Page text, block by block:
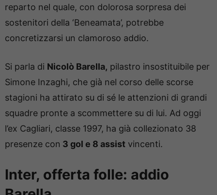
reparto nel quale, con dolorosa sorpresa dei
sostenitori della ‘Beneamata’, potrebbe
concretizzarsi un clamoroso addio.
Si parla di Nicolò Barella, pilastro insostituibile per
Simone Inzaghi, che già nel corso delle scorse
stagioni ha attirato su di sé le attenzioni di grandi
squadre pronte a scommettere su di lui. Ad oggi
l’ex Cagliari, classe 1997, ha già collezionato 38
presenze con 3 gol e 8 assist vincenti.
Inter, offerta folle: addio